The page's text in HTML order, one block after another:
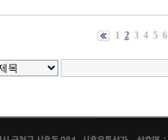
1 2 3 4 5 6